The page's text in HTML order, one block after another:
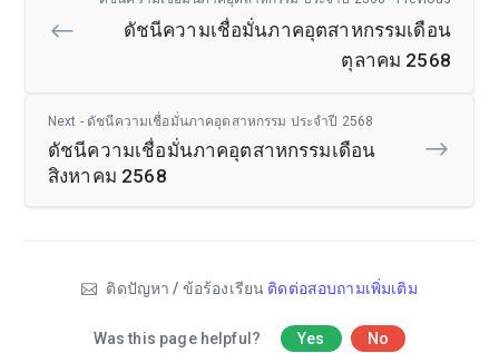
ดัชนีความเชื่อมั่นภาคอุตสาหกรรมเดือน
ตุลาคม 2568
Next - ดัชนีความเชื่อมั่นภาคอุตสาหกรรม ประจำปี 2568
ดัชนีความเชื่อมั่นภาคอุตสาหกรรมเดือน
สิงหาคม 2568
ติดปัญหา / ข้อร้องเรียน ติดต่อสอบถามเพิ่มเติม
Was this page helpful? Yes No